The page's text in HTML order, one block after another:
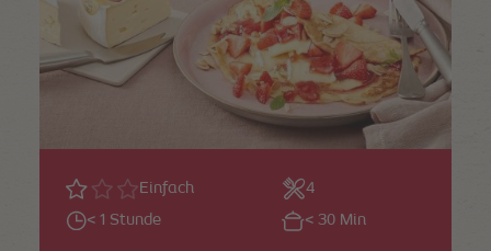
Einfach 4
< 1 Stunde < 30 Min